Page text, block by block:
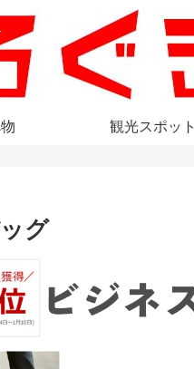
観光スポット
グ